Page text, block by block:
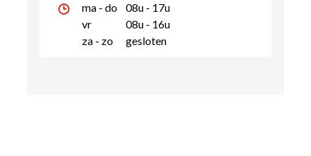
ma - do
08u - 17u
vr
08u - 16u
za - zo
gesloten